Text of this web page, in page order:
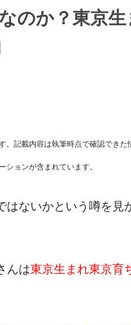
のか？東京
記載内容は執筆時点で確認できた
ョンが含まれています。
はないかという噂を見
んは東京生まれ東京育